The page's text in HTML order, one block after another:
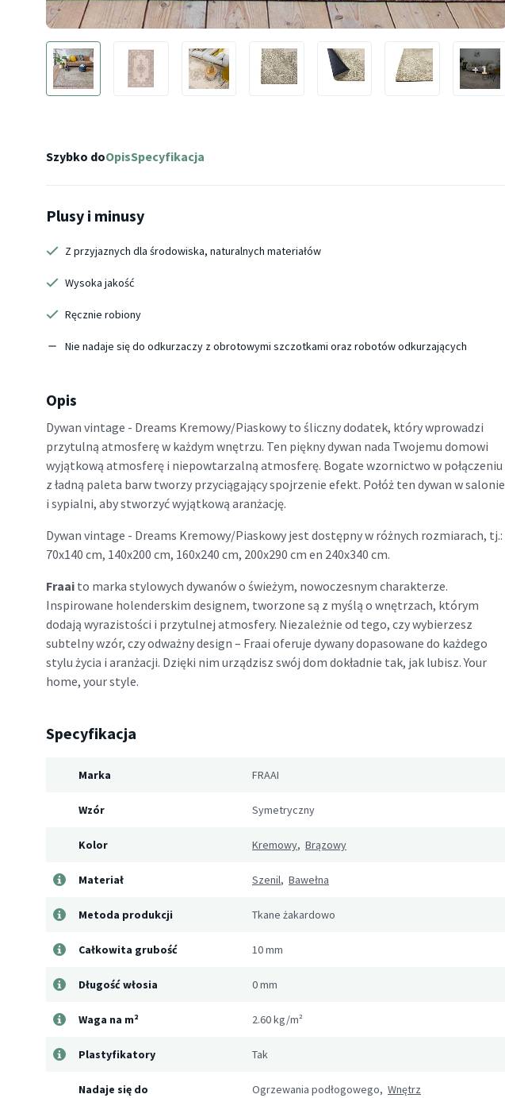
+ 1
Szybko doOpisSpecyfikacja
Plusy i minusy
Z przyjaznych dla środowiska, naturalnych materiałów
Wysoka jakość
Ręcznie robiony
Nie nadaje się do odkurzaczy z obrotowymi szczotkami oraz robotów odkurzających
Opis
Dywan vintage - Dreams Kremowy/Piaskowy to śliczny dodatek, który wprowadzi
przytulną atmosferę w każdym wnętrzu. Ten piękny dywan nada Twojemu domowi
wyjątkową atmosferę i niepowtarzalną atmosferę. Bogate wzornictwo w połączeniu
z ładną paleta barw tworzy przyciągający spojrzenie efekt. Połóż ten dywan w salonie
i sypialni, aby stworzyć wyjątkową aranżację.
Dywan vintage - Dreams Kremowy/Piaskowy jest dostępny w różnych rozmiarach, tj.:
70x140 cm, 140x200 cm, 160x240 cm, 200x290 cm en 240x340 cm.
Fraai to marka stylowych dywanów o świeżym, nowoczesnym charakterze.
Inspirowane holenderskim designem, tworzone są z myślą o wnętrzach, którym
dodają wyrazistości i przytulnej atmosfery. Niezależnie od tego, czy wybierzesz
subtelny wzór, czy odważny design – Fraai oferuje dywany dopasowane do każdego
stylu życia i aranżacji. Dzięki nim urządzisz swój dom dokładnie tak, jak lubisz. Your
home, your style.
Specyfikacja
Marka FRAAI
Wzór Symetryczny
Kolor Kremowy, Brązowy
Materiał Szenil, Bawełna
Metoda produkcji Tkane żakardowo
Całkowita grubość 10 mm
Długość włosia 0 mm
Waga na m² 2.60 kg/m²
Plastyfikatory Tak
Nadaje się do Ogrzewania podłogowego, Wnętrz